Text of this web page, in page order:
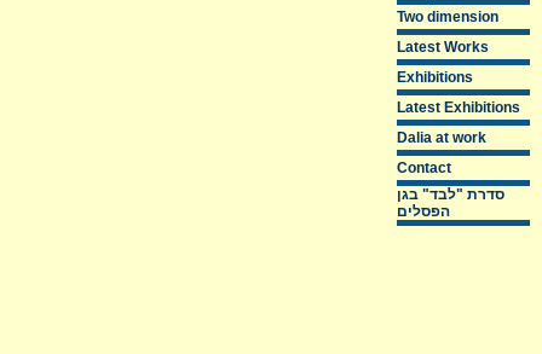
Two dimension
Latest Works
Exhibitions
Latest Exhibitions
Dalia at work
Contact
סדרת "לבד" בגן
הפסלים